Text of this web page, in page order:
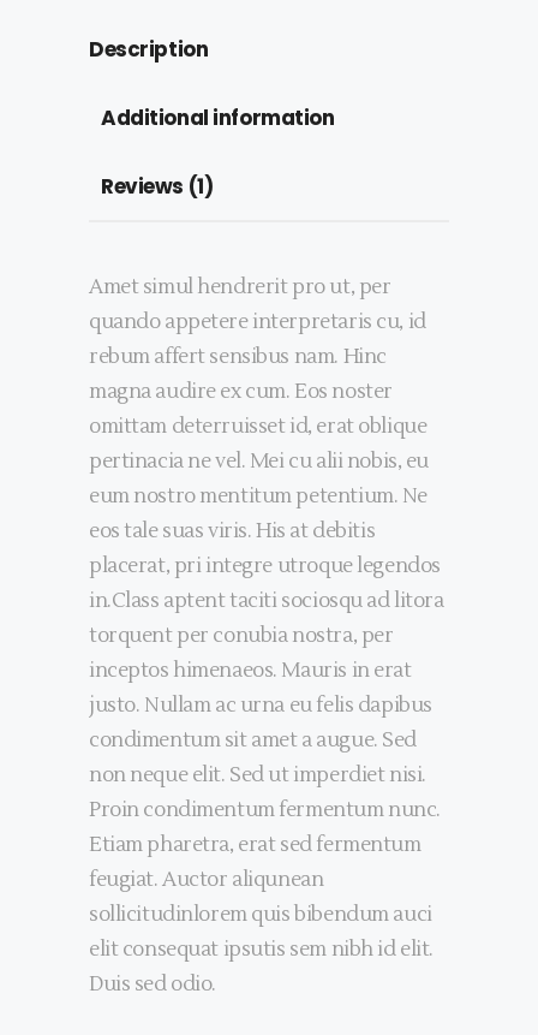
Description
Additional information
Reviews (1)
Amet simul hendrerit pro ut, per
quando appetere interpretaris cu, id
rebum affert sensibus nam. Hinc
magna audire ex cum. Eos noster
omittam deterruisset id, erat oblique
pertinacia ne vel. Mei cu alii nobis, eu
eum nostro mentitum petentium. Ne
eos tale suas viris. His at debitis
placerat, pri integre utroque legendos
in.Class aptent taciti sociosqu ad litora
torquent per conubia nostra, per
inceptos himenaeos. Mauris in erat
justo. Nullam ac urna eu felis dapibus
condimentum sit amet a augue. Sed
non neque elit. Sed ut imperdiet nisi.
Proin condimentum fermentum nunc.
Etiam pharetra, erat sed fermentum
feugiat. Auctor aliqunean
sollicitudinlorem quis bibendum auci
elit consequat ipsutis sem nibh id elit.
Duis sed odio.